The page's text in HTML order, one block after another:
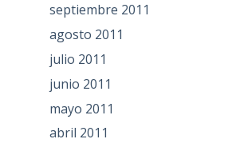
septiembre 2011
agosto 2011
julio 2011
junio 2011
mayo 2011
abril 2011